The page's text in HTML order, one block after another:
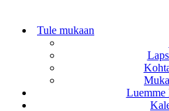
Tule mukaan
Luemme